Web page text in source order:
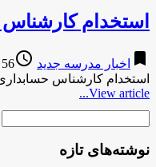
استخدام کارشناس
bookmark اخبار مدرسه جدید access_time
56 years ago
استخدام کارشناس حسابداری
View article...
نوشته‌های تازه